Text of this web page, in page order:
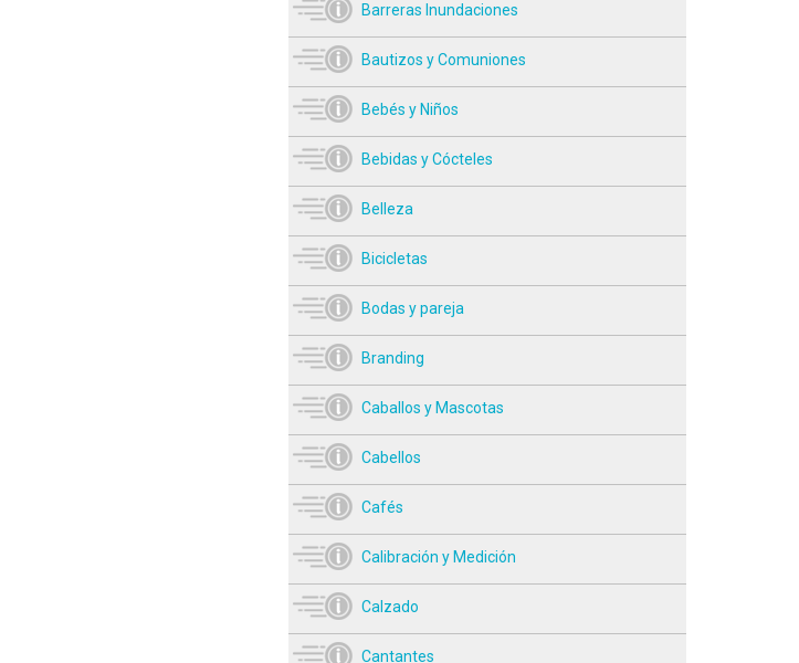
Barreras Inundaciones
Bautizos y Comuniones
Bebés y Niños
Bebidas y Cócteles
Belleza
Bicicletas
Bodas y pareja
Branding
Caballos y Mascotas
Cabellos
Cafés
Calibración y Medición
Calzado
Cantantes